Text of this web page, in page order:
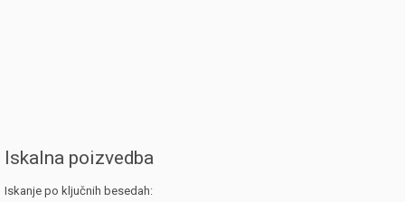
Iskalna poizvedba
Iskanje po ključnih besedah: